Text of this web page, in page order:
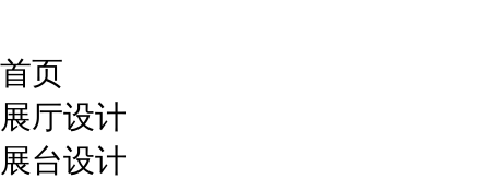
首页
展厅设计
展台设计